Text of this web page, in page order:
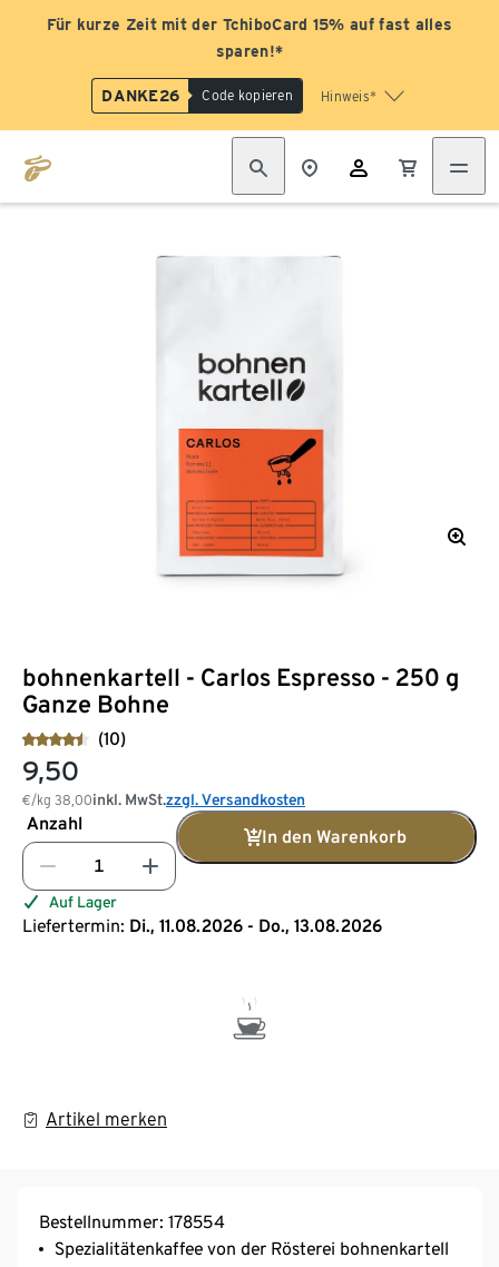
Für kurze Zeit mit der TchiboCard 15% auf fast alles
sparen!*
DANKE26 Code kopieren Hinweis*
bohnenkartell - Carlos Espresso - 250 g
Ganze Bohne
(10)
9,50
€/kg 38,00inkl. MwSt.zzgl. Versandkosten
Anzahl
In den Warenkorb
Auf Lager
Liefertermin: Di., 11.08.2026 - Do., 13.08.2026
Artikel merken
Bestellnummer: 178554
Spezialitätenkaffee von der Rösterei bohnenkartell